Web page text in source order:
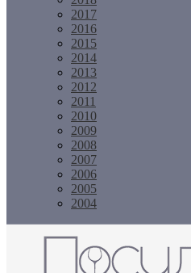
2017
2016
2015
2014
2013
2012
2011
2010
2009
2008
2007
2006
2005
2004